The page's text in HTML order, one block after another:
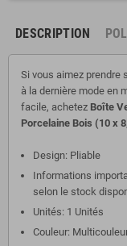
DESCRIPTION
Si vous aimez prendre
à la dernière mode en
facile, achetez Boîte
Porcelaine Bois (10 x
Design: Pliable
Informations
selon le stock
Unités: 1 Unités
Couleur: